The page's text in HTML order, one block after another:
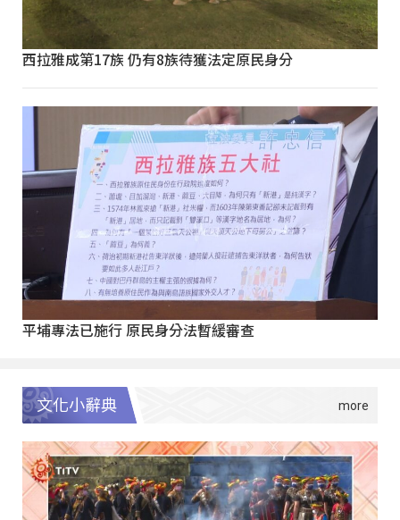
西拉雅成第17族 仍有8族待獲法定原民身分
平埔專法已施行 原民身分法暫緩審查
文化小辭典